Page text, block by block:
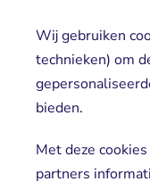
Wij gebruiken
technieken) om
bieden.
Met deze
partners
Direct
Locaties